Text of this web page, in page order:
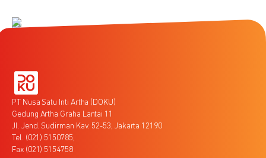
PT Nusa Satu Inti Artha (DOKU)
Gedung Artha Graha Lantai 11
Jl. Jend. Sudirman Kav. 52-53, Jakarta 12190
Tel. (021) 5150785,
Fax (021) 5154758